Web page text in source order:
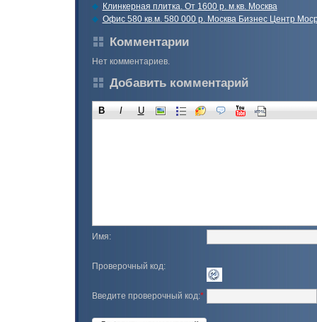
Клинкерная плитка. От 1600 р. м.кв. Москва
Офис 580 кв.м. 580 000 р. Москва Бизнес Центр
Комментарии
Нет комментариев.
Добавить комментарий
B I U
Имя:
Проверочный код:
Введите проверочный код:*